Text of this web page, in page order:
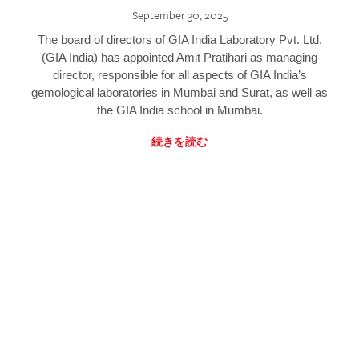
September 30, 2025
The board of directors of GIA India Laboratory Pvt. Ltd.
(GIA India) has appointed Amit Pratihari as managing
director, responsible for all aspects of GIA India’s
gemological laboratories in Mumbai and Surat, as well as
the GIA India school in Mumbai.
続きを読む